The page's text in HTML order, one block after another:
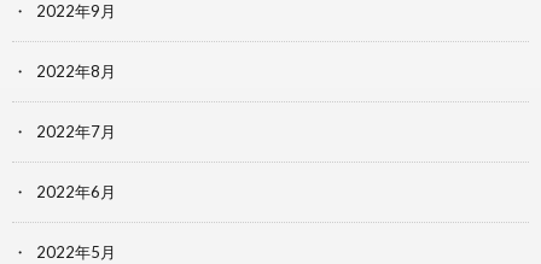
2022年9月
2022年8月
2022年7月
2022年6月
2022年5月